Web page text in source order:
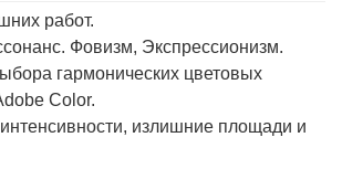
работ.
Фовизм, Экспрессионизм.
гармонических цветовых
Color.
излишние площади и